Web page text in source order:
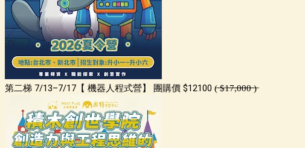
第二梯 7/13–7/17【 機器人程式營】 團購價 $12100 (̶ ̶$̶1̶̶̶7̶̶̶,̶̶̶0̶̶̶0̶̶̶0̶̶̶ ̶)̶